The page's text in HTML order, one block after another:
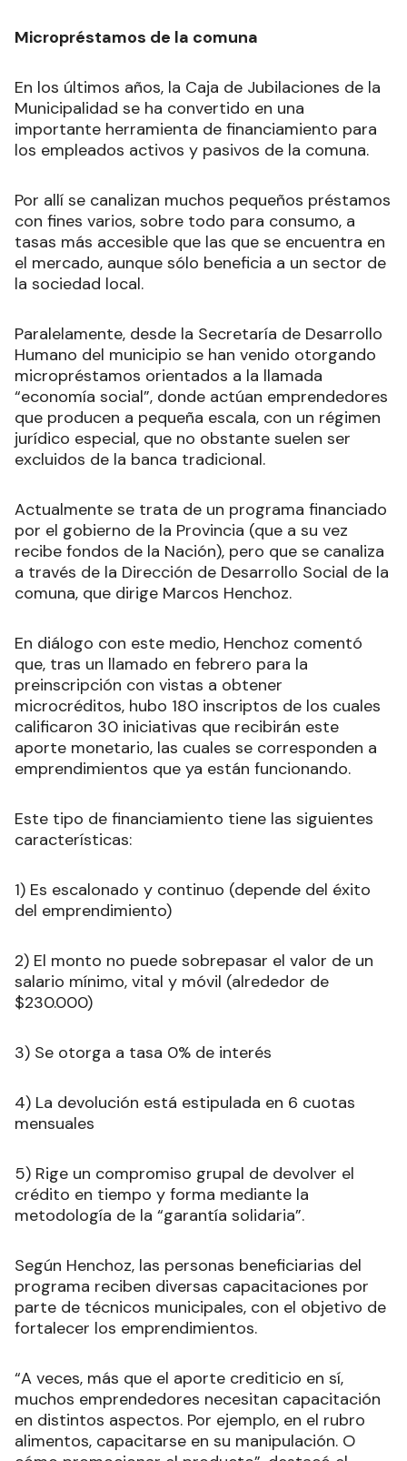
Micropréstamos de la comuna
En los últimos años, la Caja de Jubilaciones de la
Municipalidad se ha convertido en una
importante herramienta de financiamiento para
los empleados activos y pasivos de la comuna.
Por allí se canalizan muchos pequeños préstamos
con fines varios, sobre todo para consumo, a
tasas más accesible que las que se encuentra en
el mercado, aunque sólo beneficia a un sector de
la sociedad local.
Paralelamente, desde la Secretaría de Desarrollo
Humano del municipio se han venido otorgando
micropréstamos orientados a la llamada
“economía social”, donde actúan emprendedores
que producen a pequeña escala, con un régimen
jurídico especial, que no obstante suelen ser
excluidos de la banca tradicional.
Actualmente se trata de un programa financiado
por el gobierno de la Provincia (que a su vez
recibe fondos de la Nación), pero que se canaliza
a través de la Dirección de Desarrollo Social de la
comuna, que dirige Marcos Henchoz.
En diálogo con este medio, Henchoz comentó
que, tras un llamado en febrero para la
preinscripción con vistas a obtener
microcréditos, hubo 180 inscriptos de los cuales
calificaron 30 iniciativas que recibirán este
aporte monetario, las cuales se corresponden a
emprendimientos que ya están funcionando.
Este tipo de financiamiento tiene las siguientes
características:
1) Es escalonado y continuo (depende del éxito
del emprendimiento)
2) El monto no puede sobrepasar el valor de un
salario mínimo, vital y móvil (alrededor de
$230.000)
3) Se otorga a tasa 0% de interés
4) La devolución está estipulada en 6 cuotas
mensuales
5) Rige un compromiso grupal de devolver el
crédito en tiempo y forma mediante la
metodología de la “garantía solidaria”.
Según Henchoz, las personas beneficiarias del
programa reciben diversas capacitaciones por
parte de técnicos municipales, con el objetivo de
fortalecer los emprendimientos.
“A veces, más que el aporte crediticio en sí,
muchos emprendedores necesitan capacitación
en distintos aspectos. Por ejemplo, en el rubro
alimentos, capacitarse en su manipulación. O